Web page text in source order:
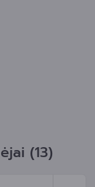
(13)